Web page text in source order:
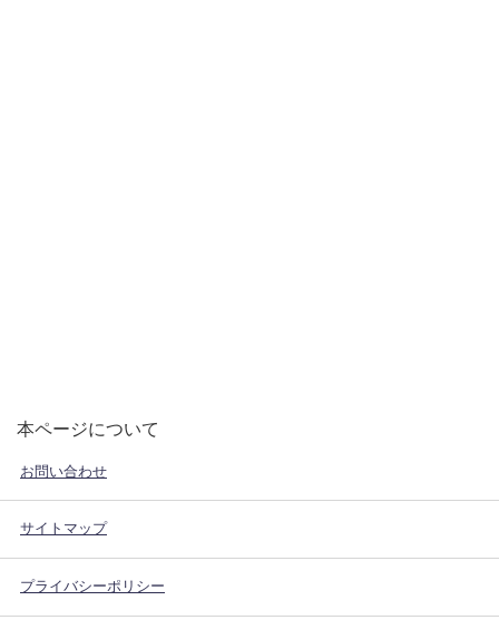
本ページについて
お問い合わせ
サイトマップ
プライバシーポリシー